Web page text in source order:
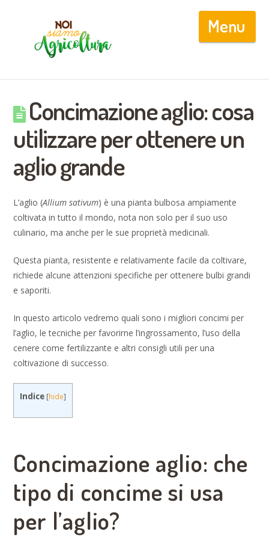
Concimazione aglio: cosa
utilizzare per ottenere un
aglio grande
L’aglio (Allium sativum) è una pianta bulbosa ampiamente
coltivata in tutto il mondo, nota non solo per il suo uso
culinario, ma anche per le sue proprietà medicinali.
Questa pianta, resistente e relativamente facile da coltivare,
richiede alcune attenzioni specifiche per ottenere bulbi grandi
e saporiti.
In questo articolo vedremo quali sono i migliori concimi per
l’aglio, le tecniche per favorirne l’ingrossamento, l’uso della
cenere come fertilizzante e altri consigli utili per una
coltivazione di successo.
Indice [hide]
Concimazione aglio: che
tipo di concime si usa
per l’aglio?